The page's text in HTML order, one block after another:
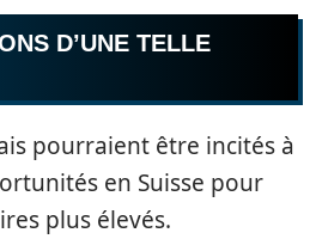
D’UNE TELLE
pourraient être incités à
en Suisse pour
plus élevés.